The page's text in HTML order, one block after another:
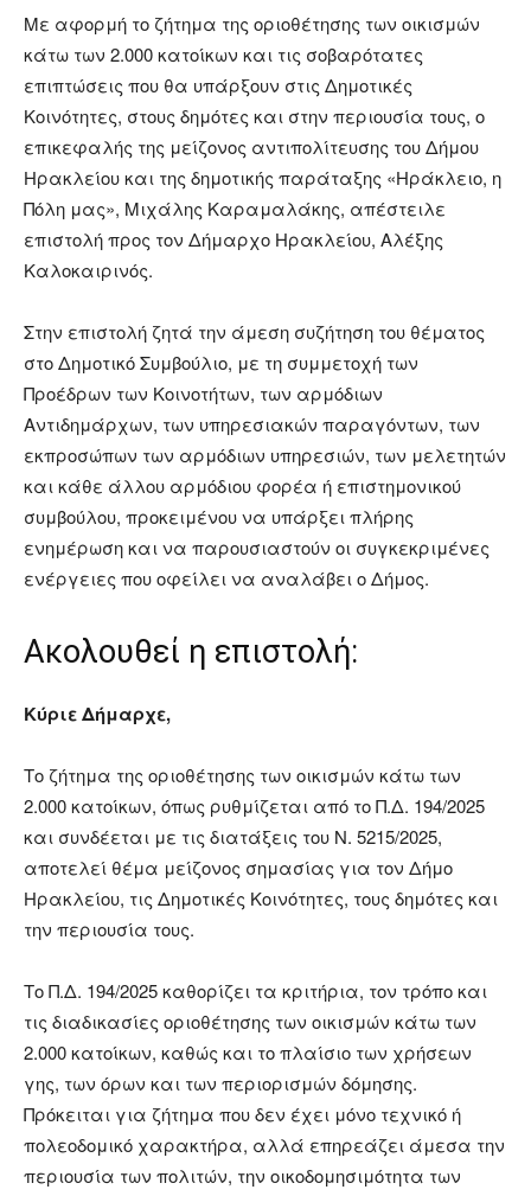
Με αφορμή το ζήτημα της οριοθέτησης των οικισμών
κάτω των 2.000 κατοίκων και τις σοβαρότατες
επιπτώσεις που θα υπάρξουν στις Δημοτικές
Κοινότητες, στους δημότες και στην περιουσία τους, ο
επικεφαλής της μείζονος αντιπολίτευσης του Δήμου
Ηρακλείου και της δημοτικής παράταξης «Ηράκλειο, η
Πόλη μας», Μιχάλης Καραμαλάκης, απέστειλε
επιστολή προς τον Δήμαρχο Ηρακλείου, Αλέξης
Καλοκαιρινός.
Στην επιστολή ζητά την άμεση συζήτηση του θέματος
στο Δημοτικό Συμβούλιο, με τη συμμετοχή των
Προέδρων των Κοινοτήτων, των αρμόδιων
Αντιδημάρχων, των υπηρεσιακών παραγόντων, των
εκπροσώπων των αρμόδιων υπηρεσιών, των μελετητών
και κάθε άλλου αρμόδιου φορέα ή επιστημονικού
συμβούλου, προκειμένου να υπάρξει πλήρης
ενημέρωση και να παρουσιαστούν οι συγκεκριμένες
ενέργειες που οφείλει να αναλάβει ο Δήμος.
Ακολουθεί η επιστολή:
Κύριε Δήμαρχε,
Το ζήτημα της οριοθέτησης των οικισμών κάτω των
2.000 κατοίκων, όπως ρυθμίζεται από το Π.Δ. 194/2025
και συνδέεται με τις διατάξεις του Ν. 5215/2025,
αποτελεί θέμα μείζονος σημασίας για τον Δήμο
Ηρακλείου, τις Δημοτικές Κοινότητες, τους δημότες και
την περιουσία τους.
Το Π.Δ. 194/2025 καθορίζει τα κριτήρια, τον τρόπο και
τις διαδικασίες οριοθέτησης των οικισμών κάτω των
2.000 κατοίκων, καθώς και το πλαίσιο των χρήσεων
γης, των όρων και των περιορισμών δόμησης.
Πρόκειται για ζήτημα που δεν έχει μόνο τεχνικό ή
πολεοδομικό χαρακτήρα, αλλά επηρεάζει άμεσα την
περιουσία των πολιτών, την οικοδομησιμότητα των